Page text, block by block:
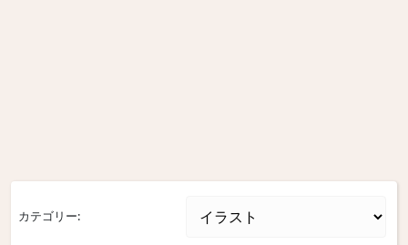
カテゴリー: